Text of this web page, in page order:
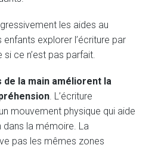
les aides au
explorer l’écriture par
ce n’est pas parfait.
de la main améliorent la
. L’écriture
mouvement physique qui aide
dans la mémoire. La
pas les mêmes zones